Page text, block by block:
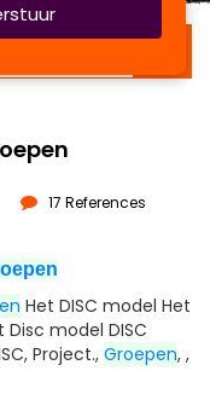
×
17 References
Het DISC model Het
Disc model DISC
Project., Groepen, ,